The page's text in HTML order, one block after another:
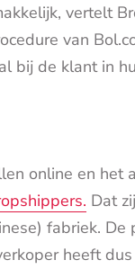
vertelt
van
bij de klant in
online en het
Dat
fabriek.
heeft